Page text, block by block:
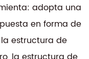
para trabajos
fácil de
adopta una
en forma de
estructura de